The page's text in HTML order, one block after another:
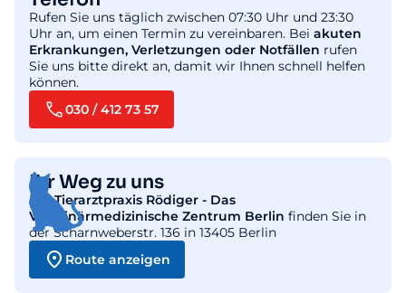
Rufen Sie uns täglich zwischen 07:30 Uhr und 23:30
Uhr an, um einen Termin zu vereinbaren. Bei akuten
Erkrankungen, Verletzungen oder Notfällen rufen
Sie uns bitte direkt an, damit wir Ihnen schnell helfen
können.
030 / 412 73 57
Ihr Weg zu uns
DieTierarztpraxis Rödiger - Das
Veterinärmedizinische Zentrum Berlin finden Sie in
der Scharnweberstr. 136 in 13405 Berlin
Route anzeigen